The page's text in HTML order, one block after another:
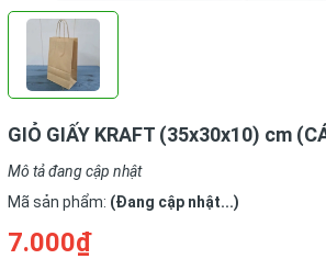
GIỎ GIẤY KRAFT (35x30x10) cm
Mô tả đang cập nhật
Mã sản phẩm: (Đang cập nhật...)
7.000₫